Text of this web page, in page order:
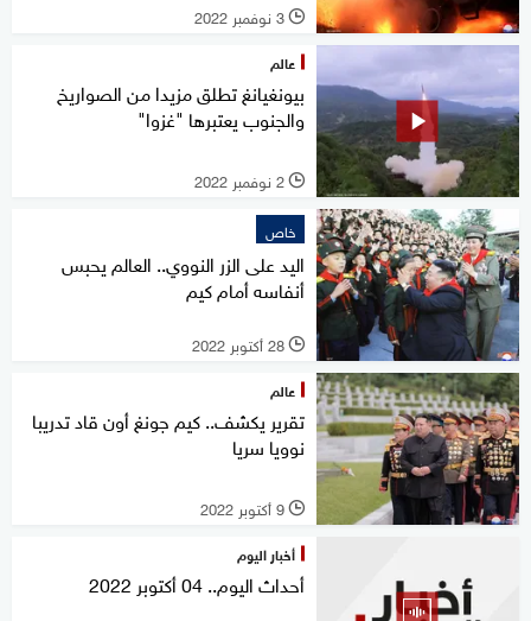
l 3 نوفمبر 2022
عالم
بيونغيانغ تطلق مزيدا من الصواريخ
والجنوب يعتبرها "غزوا"
l 2 نوفمبر 2022
خاص
اليد على الزر النووي.. العالم يحبس
أنفاسه أمام كيم
l 28 أكتوبر 2022
عالم
تقرير يكشف.. كيم جونغ أون قاد تدريبا
نوويا سريا
l 9 أكتوبر 2022
أخبار اليوم
أحداث اليوم.. 04 أكتوبر 2022